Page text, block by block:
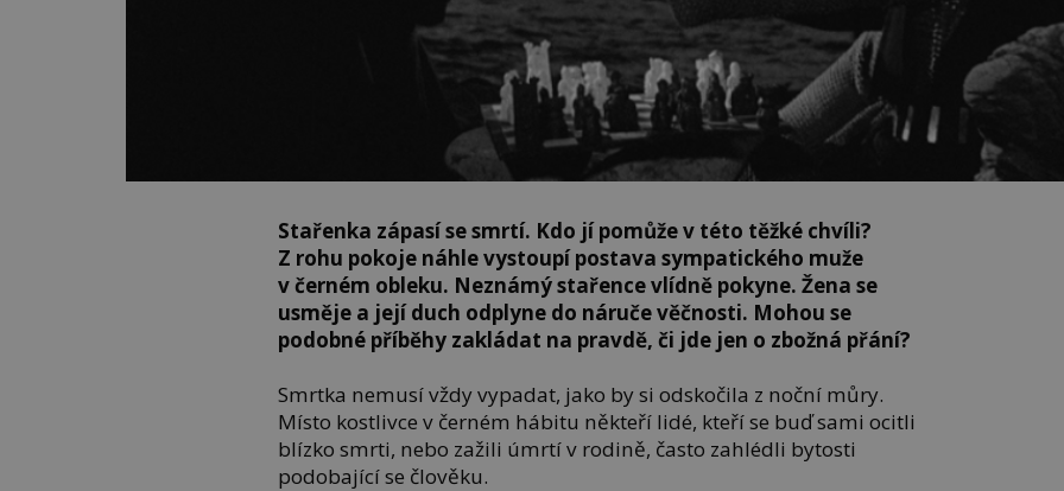
Stařenka zápasí se smrtí. Kdo jí pomůže v této těžké chvíli?
Z rohu pokoje náhle vystoupí postava sympatického muže
v černém obleku. Neznámý stařence vlídně pokyne. Žena se
usměje a její duch odplyne do náruče věčnosti. Mohou se
podobné příběhy zakládat na pravdě, či jde jen o zbožná přání?
Smrtka nemusí vždy vypadat, jako by si odskočila z noční můry.
Místo kostlivce v černém hábitu někteří lidé, kteří se buď sami ocitli
blízko smrti, nebo zažili úmrtí v rodině, často zahlédli bytosti
podobající se člověku.